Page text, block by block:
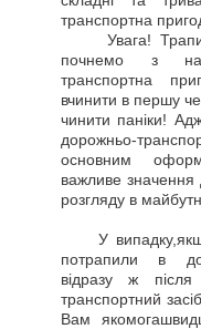
транспортна
Увага!
почнемо з
транспортна
вчинити в першу
чинити паніки!
дорожньо-
основним
важливе значення
розгляду в
У
потрапили в
відразу ж
транспортний
Вам